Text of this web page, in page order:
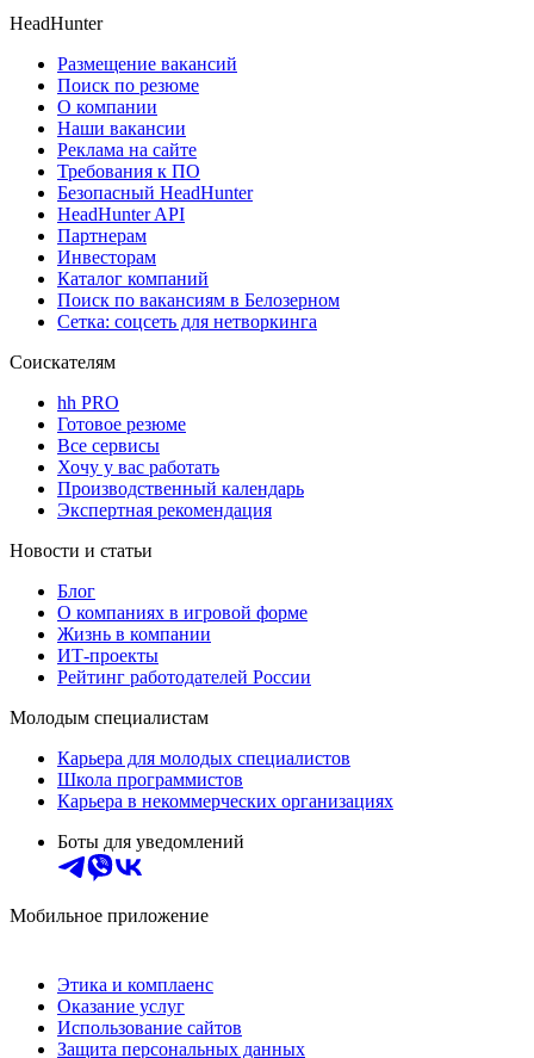
HeadHunter
Размещение вакансий
Поиск по резюме
О компании
Наши вакансии
Реклама на сайте
Требования к ПО
Безопасный HeadHunter
HeadHunter API
Партнерам
Инвесторам
Каталог компаний
Поиск по вакансиям в Белозерном
Сетка: соцсеть для нетворкинга
Соискателям
hh PRO
Готовое резюме
Все сервисы
Хочу у вас работать
Производственный календарь
Экспертная рекомендация
Новости и статьи
Блог
О компаниях в игровой форме
Жизнь в компании
ИТ-проекты
Рейтинг работодателей России
Молодым специалистам
Карьера для молодых специалистов
Школа программистов
Карьера в некоммерческих организациях
Боты для уведомлений
Мобильное приложение
Этика и комплаенс
Оказание услуг
Использование сайтов
Защита персональных данных